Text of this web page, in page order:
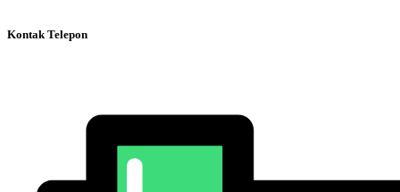
Kontak Telepon